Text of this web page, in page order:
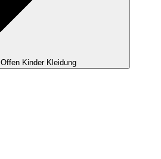
Offen Kinder Kleidung